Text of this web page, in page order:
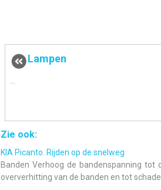
Lampen
Zie ook:
KIA Picanto. Rijden op de snelweg
Banden Verhoog de bandenspanning
oververhitting van de banden en tot